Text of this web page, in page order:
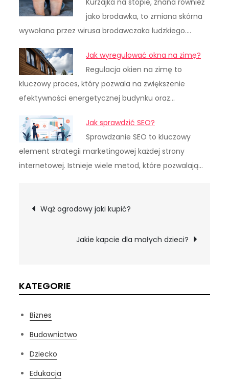
jako brodawka, to zmiana skórna
wywołana przez wirusa brodawczaka ludzkiego.…
Jak wyregulować okna na zimę?
Regulacja okien na zimę to
kluczowy proces, który pozwala na zwiększenie
efektywności energetycznej budynku oraz…
Jak sprawdzić SEO?
Sprawdzanie SEO to kluczowy
element strategii marketingowej każdej strony
internetowej. Istnieje wiele metod, które pozwalają…
Nawigacja
wpisu
Wąż ogrodowy jaki kupić?
Jakie kapcie dla małych dzieci?
KATEGORIE
Biznes
Budownictwo
Dziecko
Edukacja